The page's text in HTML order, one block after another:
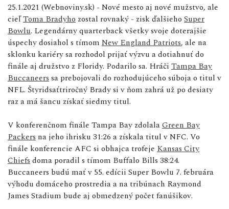
25.1.2021 (Webnoviny.sk) - Nové mesto aj nové mužstvo, ale
cieľToma Bradyho zostal rovnaký - zisk ďalšieho Super
Bowlu. Legendárny quarterback všetky svoje doterajšie
úspechy dosiahol s tímom New England Patriots, ale na
sklonku kariéry sa rozhodol prijať výzvu a dotiahnuť do
finále aj družstvo z Floridy. Podarilo sa. Hráči Tampa Bay
Buccaneers sa prebojovali do rozhodujúceho súboja o titul v
NFL. Štyridsaťtriročný Brady si v ňom zahrá už po desiaty
raz a má šancu získať siedmy titul.
V konferenčnom finále Tampa Bay zdolalaGreen Bay
Packers na jeho ihrisku 31:26 a získala titul v NFC. Vo
finále konferencie AFC si obhajca trofeje Kansas City
Chiefs doma poradil s tímom Buffalo Bills 38:24.
Buccaneers budú mať v 55. edícii Super Bowlu 7. februára
výhodu domáceho prostredia a na tribúnach Raymond
James Stadium bude aj obmedzený počet fanúšikov.